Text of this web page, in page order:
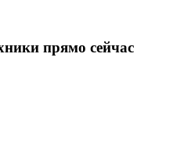
прямо сейчас